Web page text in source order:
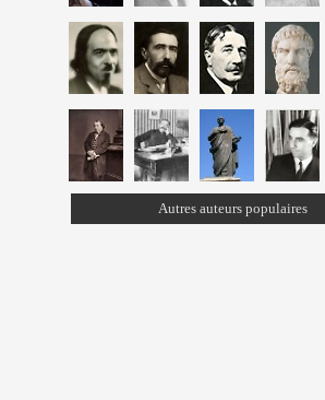
Autres auteurs populaires